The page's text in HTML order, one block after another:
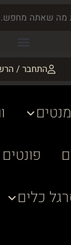
התחבר /
פונטים
כלים